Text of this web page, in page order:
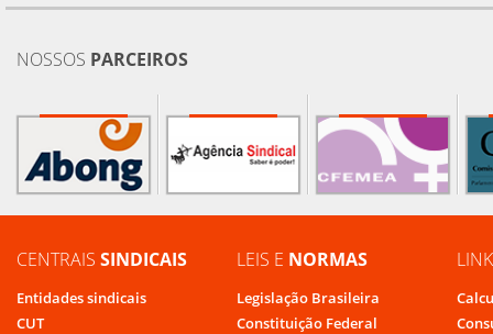
NOSSOS PARCEIROS
CENTRAIS SINDICAIS
Entidades sindicais
CUT
LEIS E NORMAS
Legislação Brasileira
Constituição Federal